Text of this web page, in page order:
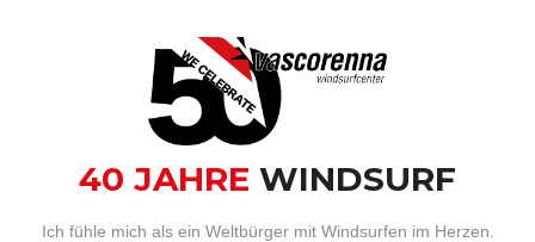
BUCHUNG
40 JAHRE WINDSURF
Ich fühle mich als ein Weltbürger mit Windsurfen im Herzen.